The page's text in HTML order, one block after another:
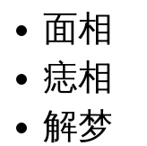
面相
痣相
解梦